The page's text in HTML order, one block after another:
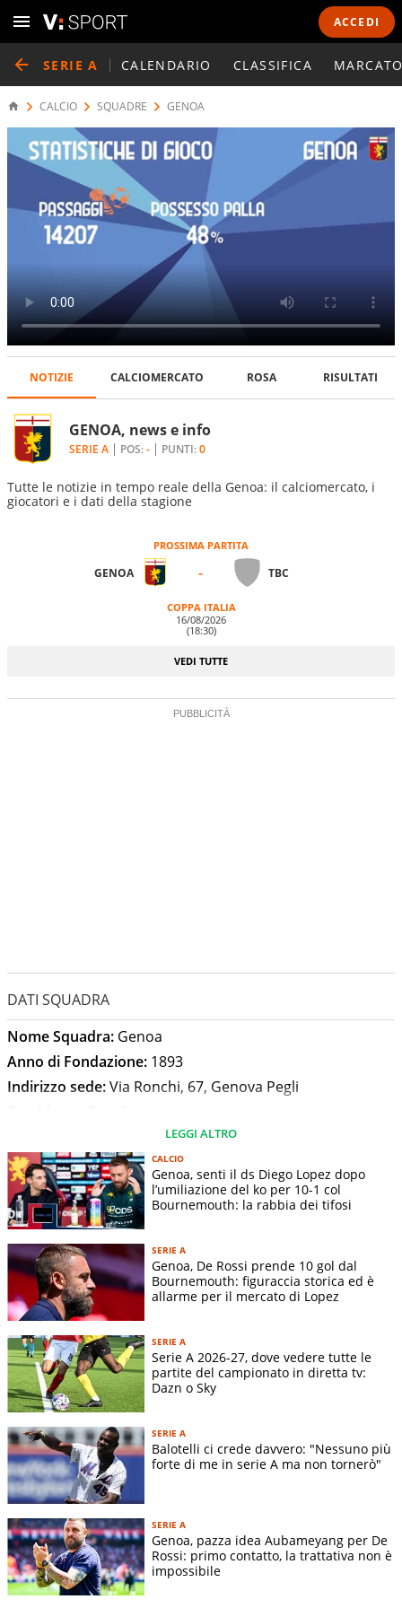
ACCEDI
SERIE A CALENDARIO CLASSIFICA
CALCIO SQUADRE GENOA
GENOA, news e info
Tutte le notizie in tempo reale della Genoa: il calciomercato, i
giocatori e i dati della stagione
SERIE A POS:- PUNTI:0
NOTIZIE CALCIOMERCATO ROSA RISULTATI
PROSSIMA PARTITA
GENOA - TBC
COPPA ITALIA
16/08/2026
(18:30)
VEDI TUTTE
DATI SQUADRA
Nome Squadra: Genoa
Anno di Fondazione: 1893
Indirizzo sede:Via Ronchi, 67, Genova Pegli
Presidente:
Daniele De Rossi
Stadio:Luigi Ferraris
Capienza Stadio:36685
Indirizzo stadio:-
Dimensioni terreno di gioco:-
STORIA SQUADRA
Colori della maglia del Genoa: rosso e blu a quarti.
Le primissime maglie genoane erano bianche a tinta unita,
poi biancoblù a righe verticali. Gli attuali colori vennero
suggeriti nel 1901 dallo storico calciatore del Genoa Paolo
Rossi
Soprannomi del Genoa:Il Grifone, I Rossoblù, Il Vecchio
Balordo
Rivalità più forti:Sampdoria, Spezia, Lazio, Verona,
Juventus, Inter, Milan, Atalanta, Roma, Fiorentina e Brescia
La Storia del Genoa
Chi ha fondato il Genoa
LEGGI ALTRO
CALCIO
Genoa, senti il ds Diego Lopez dopo
l’umiliazione del ko per 10-1 col
Bournemouth: la rabbia dei tifosi
SERIE A
Genoa, De Rossi prende 10 gol dal
Bournemouth: figuraccia storica ed è
allarme per il mercato di Lopez
SERIE A
Serie A 2026-27, dove vedere tutte le
partite del campionato in diretta tv:
Dazn o Sky
SERIE A
Balotelli ci crede davvero: "Nessuno più
forte di me in serie A ma non tornerò"
SERIE A
Genoa, pazza idea Aubameyang per De
Rossi: primo contatto, la trattativa non è
impossibile